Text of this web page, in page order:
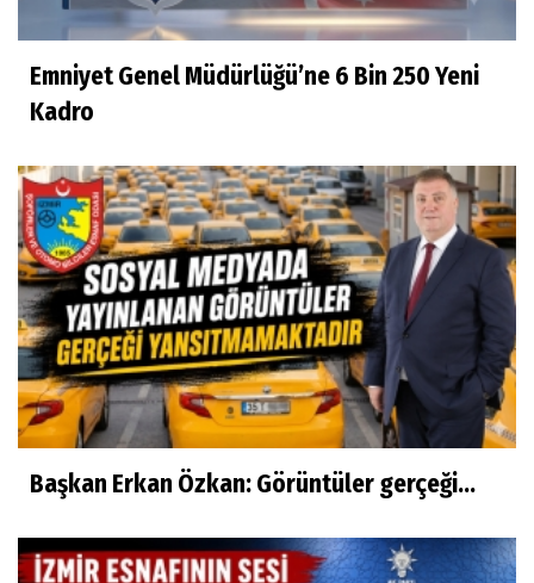
Emniyet Genel Müdürlüğü’ne 6 Bin 250 Yeni
Kadro
Başkan Erkan Özkan: Görüntüler gerçeği...